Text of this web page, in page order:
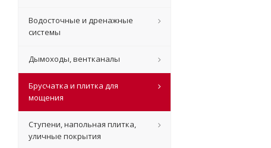
Водосточные и дренажные
системы
Дымоходы, вентканалы
Брусчатка и плитка для
мощения
Ступени, напольная плитка,
уличные покрытия